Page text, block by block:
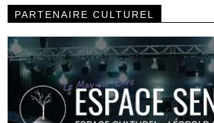
PARTENAIRE CULTUREL